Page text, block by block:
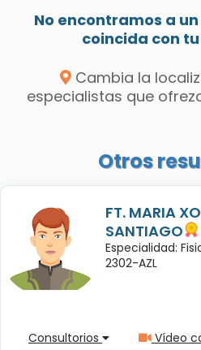
No encontramos a
coincida con
Cambia la
especialistas que
Otros
FT. MARIA
SANTIAGO
Especialidad:
2302-AZL
Consultorios Vídeo